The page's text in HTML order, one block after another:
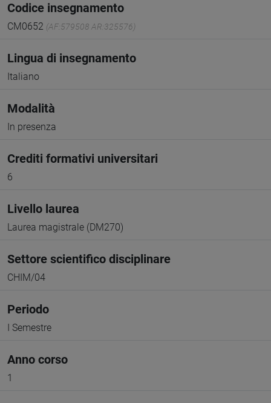
Codice insegnamento
CM0652 (AF:579508 AR:325576)
Lingua di insegnamento
Italiano
Modalità
In presenza
Crediti formativi universitari
6
Livello laurea
Laurea magistrale (DM270)
Settore scientifico disciplinare
CHIM/04
Periodo
I Semestre
Anno corso
1